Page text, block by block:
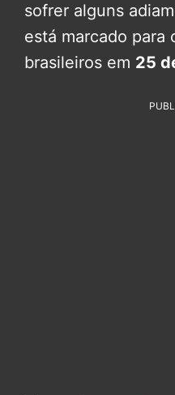
sofrer alguns
está marcado para
brasileiros em 25